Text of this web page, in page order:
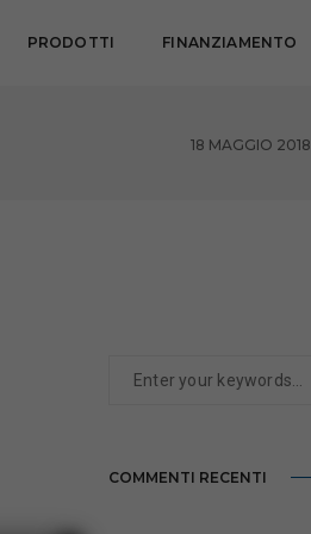
PRODOTTI FINANZIAMENTO
18 MAGGIO 2018
COMMENTI RECENTI